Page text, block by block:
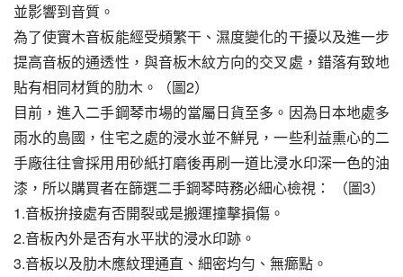
並影響到音質。
為了使實木音板能經受頻繁干、濕度變化的干擾以及進一步
提高音板的通透性，與音板木紋方向的交叉處，錯落有致地
貼有相同材質的肋木。（圖2）
目前，進入二手鋼琴市場的當屬日貨至多。因為日本地處多
雨水的島國，住宅之處的浸水並不鮮見，一些利益熏心的二
手廠往往會採用用砂紙打磨後再刷一道比浸水印深一色的油
漆，所以購買者在篩選二手鋼琴時務必細心檢視： （圖3）
1.音板拚接處有否開裂或是搬運撞擊損傷。
2.音板內外是否有水平狀的浸水印跡。
3.音板以及肋木應紋理通直、細密均勻、無癤點。